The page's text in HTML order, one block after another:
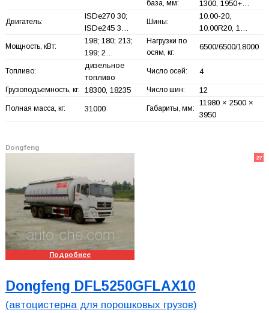
база, мм:
1300, 1950+…
Двигатель:
ISDe270 30;
ISDe245 3…
Шины:
10.00-20,
10.00R20, 1…
Мощность, кВт:
198; 180; 213;
199; 2…
Нагрузки по
осям, кг:
6500/6500/18000
Топливо:
дизельное
топливо
Число осей: 4
Грузоподъемность, кг: 18300, 18235 Число шин: 12
Полная масса, кг: 31000 Габариты, мм:
11980 × 2500 ×
3950
Dongfeng
27
Подробнее
Dongfeng DFL5250GFLAX10
(автоцистерна для порошковых грузов)